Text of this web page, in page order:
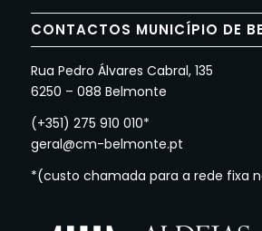
CONTACTOS MUNICÍPIO DE
Rua Pedro Álvares Cabral, 135
6250 – 088 Belmonte
(+351) 275 910 010*
geral@cm-belmonte.pt
*(custo chamada para a rede fixa